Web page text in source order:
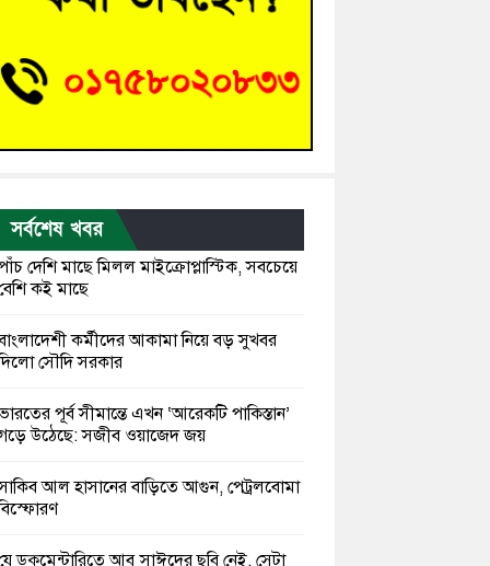
সর্বশেষ খবর
দেশি মাছে মিলল মাইক্রোপ্লাস্টিক, সবচেয়ে
কই মাছে
কর্মীদের আকামা নিয়ে বড় সুখবর
সৌদি সরকার
পূর্ব সীমান্তে এখন ‘আরেকটি পাকিস্তান’
উঠেছে: সজীব ওয়াজেদ জয়
আল হাসানের বাড়িতে আগুন, পেট্রলবোমা
ডকুমেন্টারিতে আবু সাঈদের ছবি নেই, সেটা